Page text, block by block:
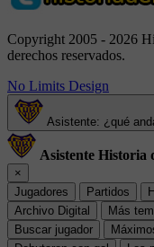
Copyright 2005 - 2026
derechos reservados.
No Limits Design
Asistente: ¿qué
Asistente Historia
×
Jugadores
Partidos
Archivo Digital
Más
Buscar jugador